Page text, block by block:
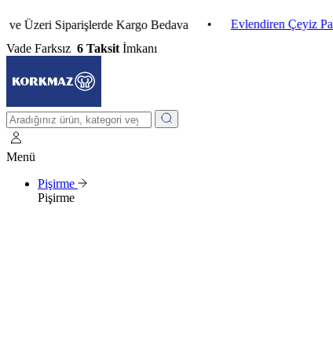
Siparişlerde Kargo Bedava • Evlendiren Çeyiz Paketleri
Vade Farksız 6 Taksit İmkanı
Menü
Pişirme
Pişirme